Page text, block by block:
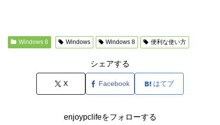
Windows 8 Windows Windows 8 便利な使い方
シェアする
X Facebook はてブ
enjoypclifeをフォローする